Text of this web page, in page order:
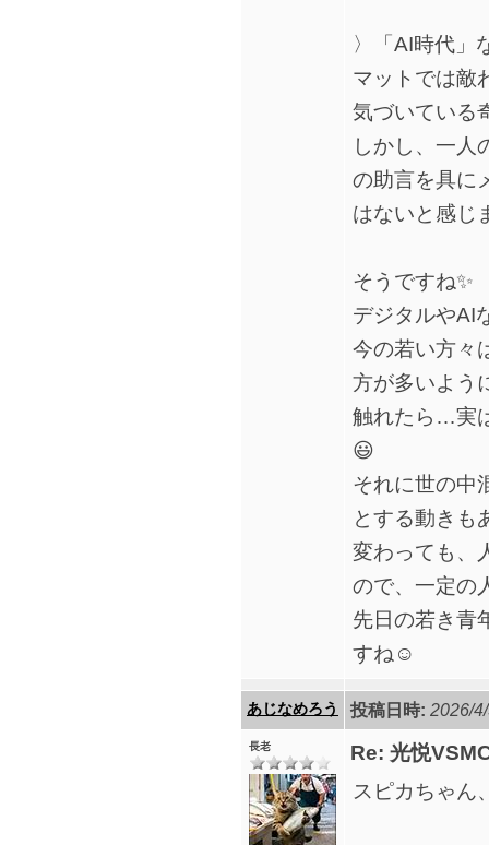
〉「AI時代」
マットでは敵
気づいている
しかし、一人
の助言を具に
はないと感じ
そうですね✨
デジタルやAI
今の若い方々
方が多いよう
触れたら…実
😃
それに世の中
とする動きも
変わっても、
ので、一定の
先日の若き青
すね☺️
あじなめろう 投稿日時: 2026/
長老
Re: 光悦
スピカちゃん